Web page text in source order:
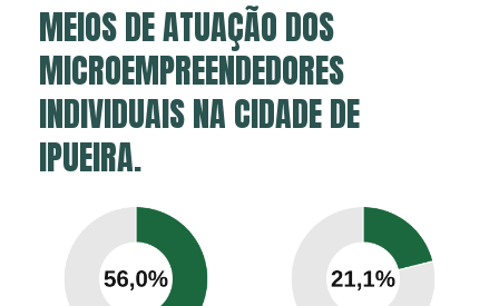
MEIOS DE ATUAÇÃO DOS
MICROEMPREENDEDORES
INDIVIDUAIS NA CIDADE DE
IPUEIRA.